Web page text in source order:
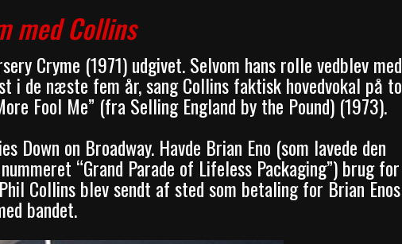
med Collins
Cryme (1971) udgivet. Selvom hans rolle vedblev med
i de næste fem år, sang Collins faktisk hovedvokal på to
Fool Me” (fra Selling England by the Pound) (1973).
Down on Broadway. Havde Brian Eno (som lavede den
“Grand Parade of Lifeless Packaging”) brug for
Collins blev sendt af sted som betaling for Brian Enos
bandet.